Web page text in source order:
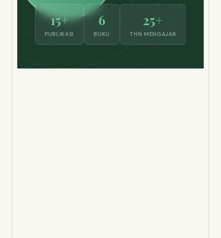
15+
PUBLIKASI
6
BUKU
25+
THN MENGAJAR